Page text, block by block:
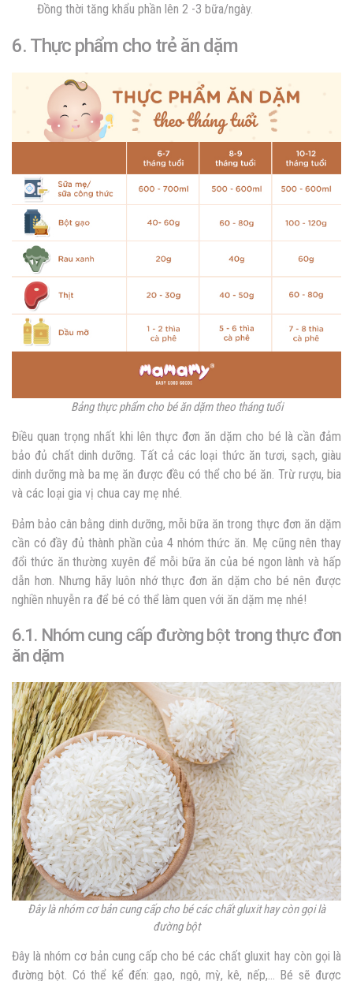
Đồng thời tăng khẩu phần lên 2 -3 bữa/ngày.
6. Thực phẩm cho trẻ ăn dặm
Bảng thực phẩm cho bé ăn dặm theo tháng tuổi
Điều quan trọng nhất khi lên thực đơn ăn dặm cho bé là cần đảm
bảo đủ chất dinh dưỡng. Tất cả các loại thức ăn tươi, sạch, giàu
dinh dưỡng mà ba mẹ ăn được đều có thể cho bé ăn. Trừ rượu, bia
và các loại gia vị chua cay mẹ nhé.
Đảm bảo cân bằng dinh dưỡng, mỗi bữa ăn trong thực đơn ăn dặm
cần có đầy đủ thành phần của 4 nhóm thức ăn. Mẹ cũng nên thay
đổi thức ăn thường xuyên để mỗi bữa ăn của bé ngon lành và hấp
dẫn hơn. Nhưng hãy luôn nhớ thực đơn ăn dặm cho bé nên được
nghiền nhuyễn ra để bé có thể làm quen với ăn dặm mẹ nhé!
6.1. Nhóm cung cấp đường bột trong thực đơn
ăn dặm
Đây là nhóm cơ bản cung cấp cho bé các chất gluxit hay còn gọi là
đường bột
Đây là nhóm cơ bản cung cấp cho bé các chất gluxit hay còn gọi là
đường bột. Có thể kể đến: gạo, ngô, mỳ, kê, nếp,… Bé sẽ được